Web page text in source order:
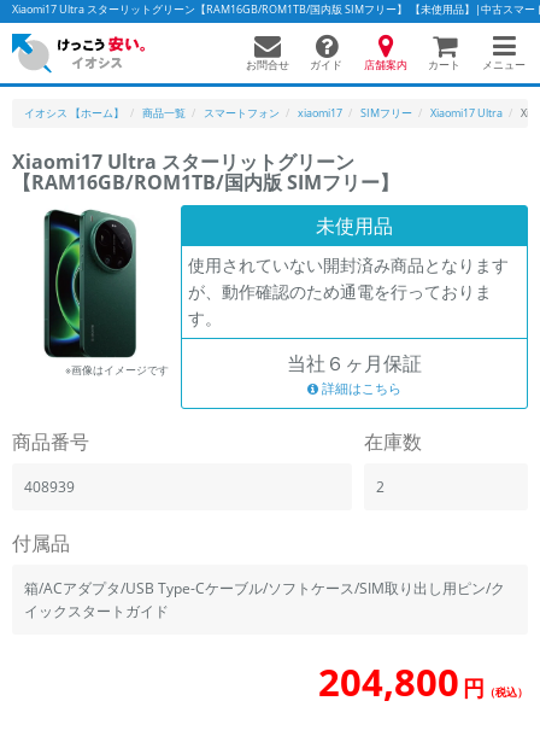
Xiaomi17 Ultra スターリットグリーン【RAM16GB/ROM1TB/国内版 SIMフリー】 【未使用品】|中古スマー
お問合せ ガイド 店舗案内 カート メニュー
イオシス 【ホーム】 商品一覧 スマートフォン xiaomi17 SIMフリー Xiaomi17 Ultra
Xiaomi17 Ultra スターリットグリーン
【RAM16GB/ROM1TB/国内版 SIMフリー】
※画像はイメージです
未使用品
使用されていない開封済み商品となります
が、動作確認のため通電を行っておりま
す。
当社６ヶ月保証
詳細はこちら
商品番号
408939
在庫数
2
付属品
箱/ACアダプタ/USB Type-Cケーブル/ソフトケース/SIM取り出し用ピン/ク
イックスタートガイド
204,800円 （税込）
かんたんパソコン検索に切り替える
フリーワード
除外ワード
人気の検索ワード：Let's note
商品ジャンルの絞り込み
「スマートフォン」「タブレット」など
「iPhone」「Xperia」「Galaxy」など
メーカー
製造、販売メーカーの絞り込み